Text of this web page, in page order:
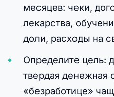
месяцев: чеки,
лекарства,
доли, расходы на
Определите цель:
твердая денежная
«безработице»